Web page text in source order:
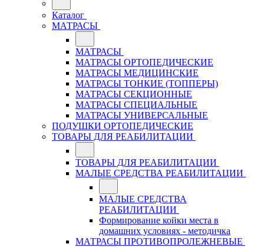
Каталог
МАТРАСЫ
МАТРАСЫ
МАТРАСЫ ОРТОПЕДИЧЕСКИЕ
МАТРАСЫ МЕДИЦИНСКИЕ
МАТРАСЫ ТОНКИЕ (ТОППЕРЫ)
МАТРАСЫ СЕКЦИОННЫЕ
МАТРАСЫ СПЕЦИАЛЬНЫЕ
МАТРАСЫ УНИВЕРСАЛЬНЫЕ
ПОДУШКИ ОРТОПЕДИЧЕСКИЕ
ТОВАРЫ ДЛЯ РЕАБИЛИТАЦИИ
ТОВАРЫ ДЛЯ РЕАБИЛИТАЦИИ
МАЛЫЕ СРЕДСТВА РЕАБИЛИТАЦИИ
МАЛЫЕ СРЕДСТВА
РЕАБИЛИТАЦИИ
Формирование койки места в
домашних условиях - методичка
МАТРАСЫ ПРОТИВОПРОЛЕЖНЕВЫЕ